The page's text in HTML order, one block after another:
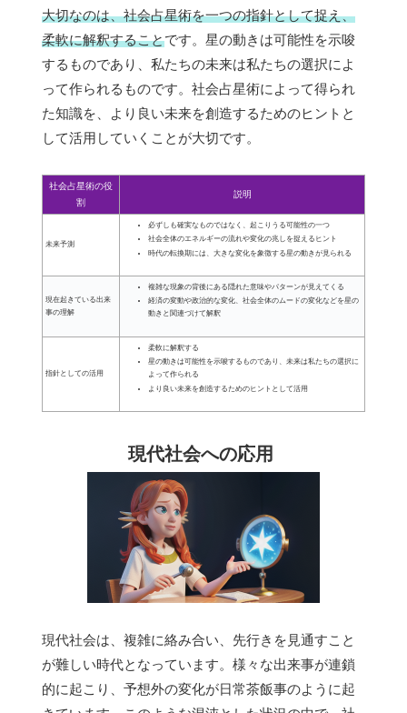
大切なのは、社会占星術を一つの指針として捉え、
柔軟に解釈することです。星の動きは可能性を示唆
するものであり、私たちの未来は私たちの選択によ
って作られるものです。社会占星術によって得られ
た知識を、より良い未来を創造するためのヒントと
して活用していくことが大切です。
社会占星術の役
割
説明
未来予測
必ずしも確実なものではなく、起こりうる可能性の一つ
社会全体のエネルギーの流れや変化の兆しを捉えるヒント
時代の転換期には、大きな変化を象徴する星の動きが見られる
現在起きている出来
事の理解
複雑な現象の背後にある隠れた意味やパターンが見えてくる
経済の変動や政治的な変化、社会全体のムードの変化などを星の
動きと関連づけて解釈
指針としての活用
柔軟に解釈する
星の動きは可能性を示唆するものであり、未来は私たちの選択に
よって作られる
より良い未来を創造するためのヒントとして活用
現代社会への応用
現代社会は、複雑に絡み合い、先行きを見通すこと
が難しい時代となっています。様々な出来事が連鎖
的に起こり、予想外の変化が日常茶飯事のように起